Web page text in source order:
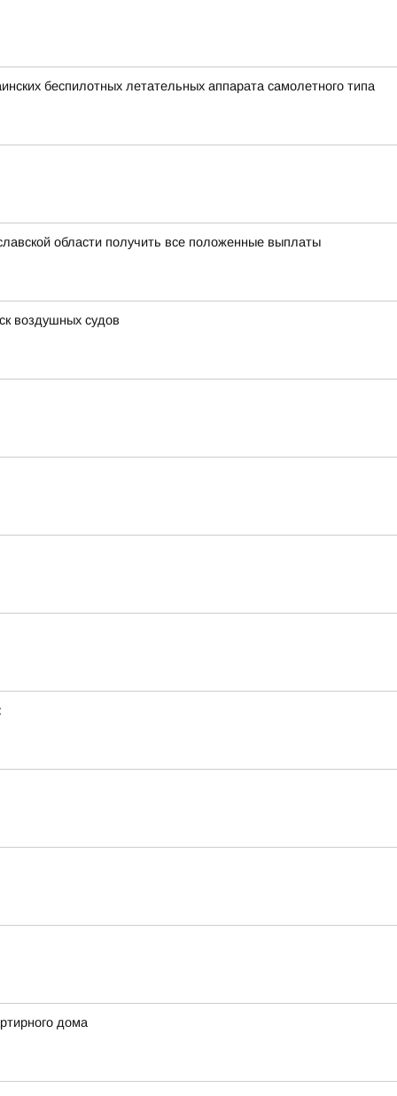
беспилотных летательных аппарата самолетного типа
области получить все положенные выплаты
воздушных судов
дома